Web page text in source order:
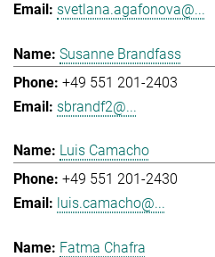
svetlana.agafonova@...
Susanne Brandfass
+49 551 201-2403
sbrandf2@...
Luis Camacho
+49 551 201-2430
luis.camacho@...
Fatma Chafra